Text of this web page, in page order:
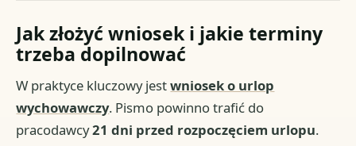
Jak złożyć wniosek i jakie terminy
trzeba dopilnować
W praktyce kluczowy jestwniosek o urlop
wychowawczy. Pismo powinno trafić do
pracodawcy21 dni przed rozpoczęciem urlopu.